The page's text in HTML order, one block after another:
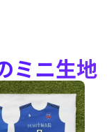
ミニ生地